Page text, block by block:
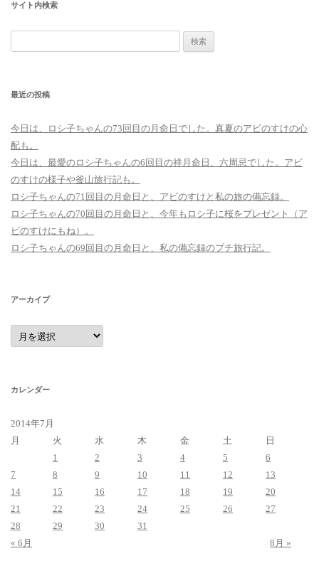
サイト内検索
索:
最近の投稿
今日は、ロシ子ちゃんの73回目の月命日でした。真夏のアビのすけの心
配も。
今日は、最愛のロシ子ちゃんの6回目の祥月命日、六周忌でした。アビ
のすけの様子や釜山旅行記も。
ロシ子ちゃんの71回目の月命日と、アビのすけと私の旅の備忘録。
ロシ子ちゃんの70回目の月命日と、今年もロシ子に桜をプレゼント（ア
ビのすけにもね）。
ロシ子ちゃんの69回目の月命日と、私の備忘録のプチ旅行記。
アーカイブ
ア
ー
カ
カレンダー
2014年7月
月
火 水 木 金 土
日
1
2 3 4 5
6
7
8 9 10 11 12
13
14
15 16 17 18 19
20
21
22 23 24 25 26
27
28
29 30
31
« 6月
8月 »